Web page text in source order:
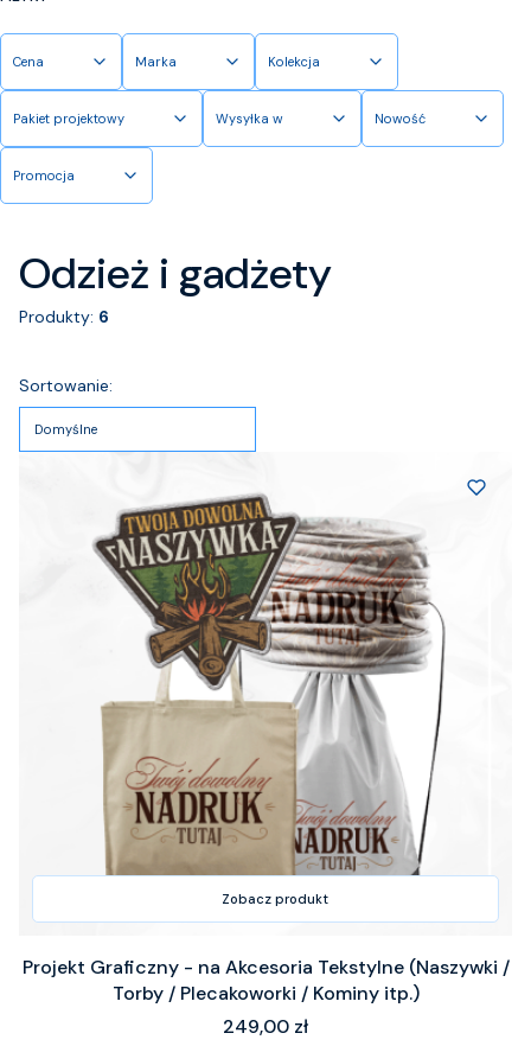
Cena Marka Kolekcja
Pakiet projektowy Wysyłka w Nowość
Promocja
Odzież i gadżety
Produkty: 6
Lista produktów
Sortowanie:
Domyślne
Zobacz produkt
Projekt Graficzny - na Akcesoria Tekstylne (Naszywki /
Torby / Plecakoworki / Kominy itp.)
Cena
249,00 zł